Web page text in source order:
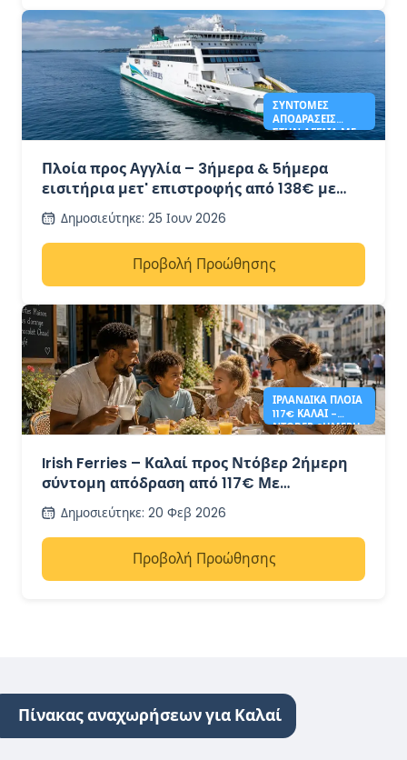
ΣΎΝΤΟΜΕΣ
ΑΠΟΔΡΆΣΕΙΣ
ΣΤΗΝ ΑΓΓΛΊΑ ΜΕ
138€*
Πλοία προς Αγγλία – 3ήμερα & 5ήμερα
εισιτήρια μετ' επιστροφής από 138€ με
Irish Ferries
Δημοσιεύτηκε: 25 Ιουν 2026
Προβολή Προώθησης
ΙΡΛΑΝΔΙΚΆ ΠΛΟΊΑ
117€ ΚΑΛΑΊ -
ΝΤΌΒΕΡ 2ΉΜΕΡΗ
Irish Ferries – Καλαί προς Ντόβερ 2ήμερη
σύντομη απόδραση από 117€ Με
επιστροφή
Δημοσιεύτηκε: 20 Φεβ 2026
Προβολή Προώθησης
Πίνακας αναχωρήσεων για Καλαί